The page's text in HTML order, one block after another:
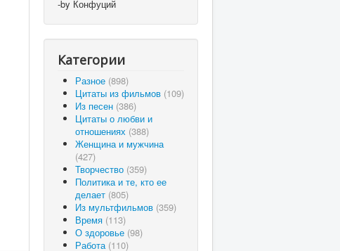
-by Конфуций
Категории
Разное (898)
Цитаты из фильмов (109)
Из песен (386)
Цитаты о любви и
отношениях (388)
Женщина и мужчина
(427)
Творчество (359)
Политика и те, кто ее
делает (805)
Из мультфильмов (359)
Время (113)
О здоровье (98)
Работа (110)